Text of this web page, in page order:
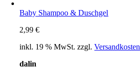
Baby Shampoo & Duschgel
2,99€
inkl. 19 % MwSt. zzgl.Versandkosten
dalin